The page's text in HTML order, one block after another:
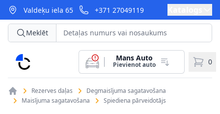
Valdeķu iela 65 +371 27049119
CarParts
Meklēt
Mans Auto
Pievienot auto 0
Rezerves daļas
Degmaisījuma sagatavošana
Maisījuma sagatavošana
Spiediena pārveidotājs